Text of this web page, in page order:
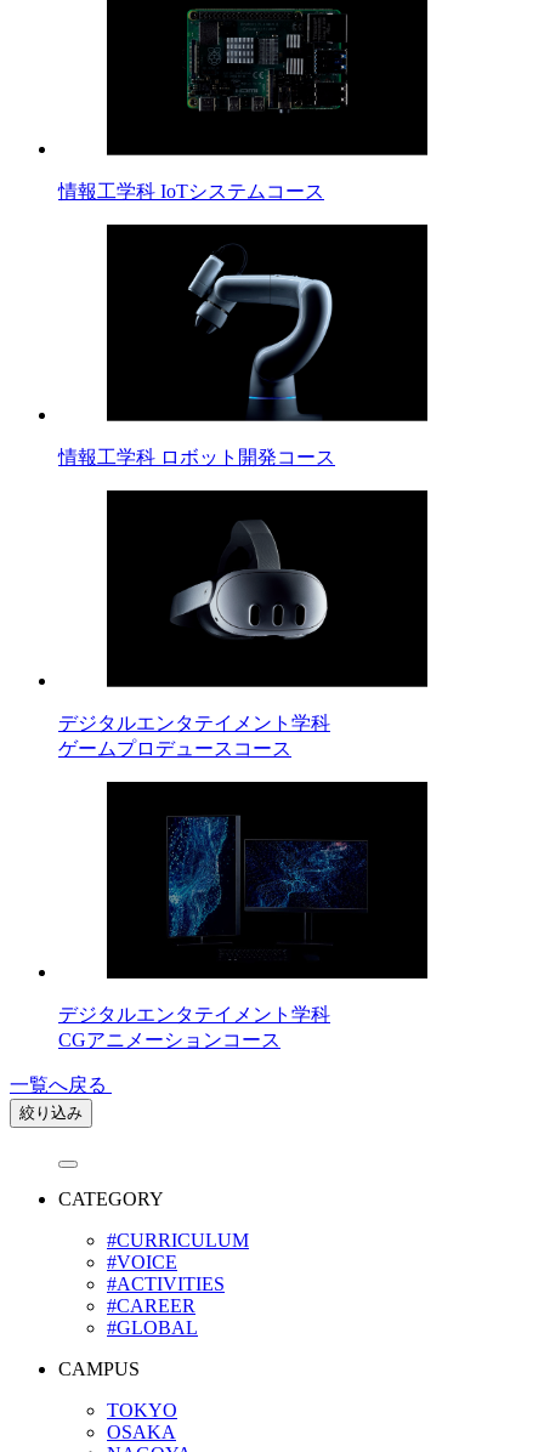
情報工学科 IoTシステムコース
情報工学科 ロボット開発コース
デジタルエンタテイメント学科
ゲームプロデュースコース
デジタルエンタテイメント学科
CGアニメーションコース
一覧へ戻る
絞り込み
CATEGORY
#CURRICULUM
#VOICE
#ACTIVITIES
#CAREER
#GLOBAL
CAMPUS
TOKYO
OSAKA